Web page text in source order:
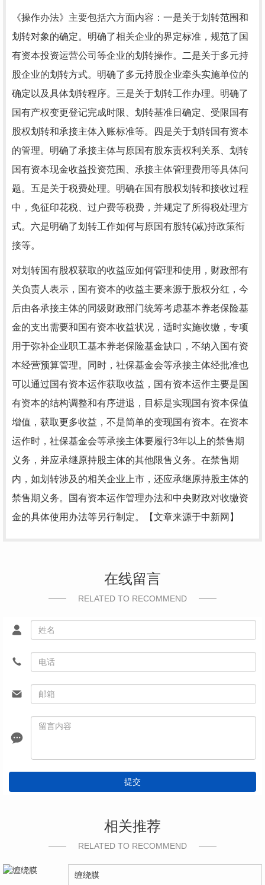
《操作办法》主要包括六方面内容：一是关于划转范围和
划转对象的确定。明确了相关企业的界定标准，规范了国
有资本投资运营公司等企业的划转操作。二是关于多元持
股企业的划转方式。明确了多元持股企业牵头实施单位的
确定以及具体划转程序。三是关于划转工作办理。明确了
国有产权变更登记完成时限、划转基准日确定、受限国有
股权划转和承接主体入账标准等。四是关于划转国有资本
的管理。明确了承接主体与原国有股东责权利关系、划转
国有资本现金收益投资范围、承接主体管理费用等具体问
题。五是关于税费处理。明确在国有股权划转和接收过程
中，免征印花税、过户费等税费，并规定了所得税处理方
式。六是明确了划转工作如何与原国有股转(减)持政策衔
接等。
对划转国有股权获取的收益应如何管理和使用，财政部有
关负责人表示，国有资本的收益主要来源于股权分红，今
后由各承接主体的同级财政部门统筹考虑基本养老保险基
金的支出需要和国有资本收益状况，适时实施收缴，专项
用于弥补企业职工基本养老保险基金缺口，不纳入国有资
本经营预算管理。同时，社保基金会等承接主体经批准也
可以通过国有资本运作获取收益，国有资本运作主要是国
有资本的结构调整和有序进退，目标是实现国有资本保值
增值，获取更多收益，不是简单的变现国有资本。在资本
运作时，社保基金会等承接主体要履行3年以上的禁售期
义务，并应承继原持股主体的其他限售义务。在禁售期
内，如划转涉及的相关企业上市，还应承继原持股主体的
禁售期义务。国有资本运作管理办法和中央财政对收缴资
金的具体使用办法等另行制定。【文章来源于中新网】
在线留言
RELATED TO RECOMMEND
提交
相关推荐
RELATED TO RECOMMEND
缠绕膜